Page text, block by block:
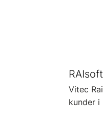
Vitec
kunder i